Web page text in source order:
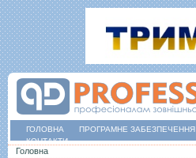
ГОЛОВНА ПРОГРАМНЕ ЗАБЕЗПЕЧЕННЯ
КОНТАКТИ
Ви є тут
Головна